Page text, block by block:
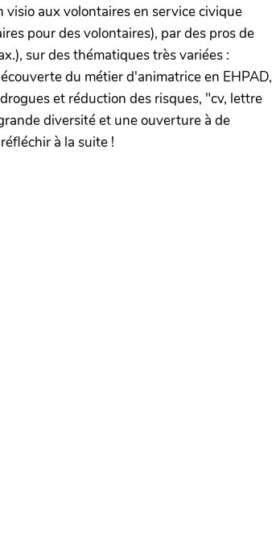
aux volontaires en service civique
pour des volontaires), par des pros de
sur des thématiques très variées :
du métier d'animatrice en EHPAD,
et réduction des risques, "cv, lettre
diversité et une ouverture à de
à la suite !